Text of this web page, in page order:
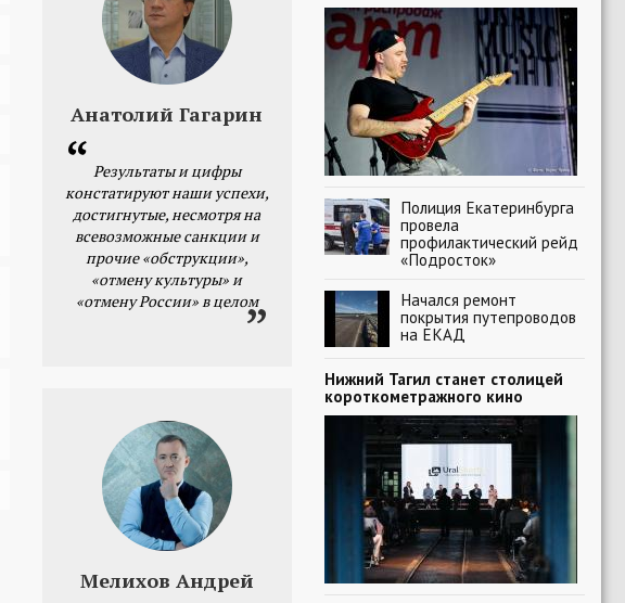
Анатолий Гагарин
Результаты и цифры
констатируют наши успехи,
достигнутые, несмотря на
всевозможные санкции и
прочие «обструкции»,
«отмену культуры» и
«отмену России» в целом
Мелихов Андрей
Полиция Екатеринбурга
провела
профилактический рейд
«Подросток»
Начался ремонт
покрытия путепроводов
на ЕКАД
Нижний Тагил станет столицей
короткометражного кино